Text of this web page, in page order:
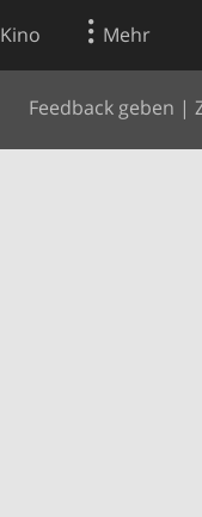
Kino Mehr
Feedback geben |